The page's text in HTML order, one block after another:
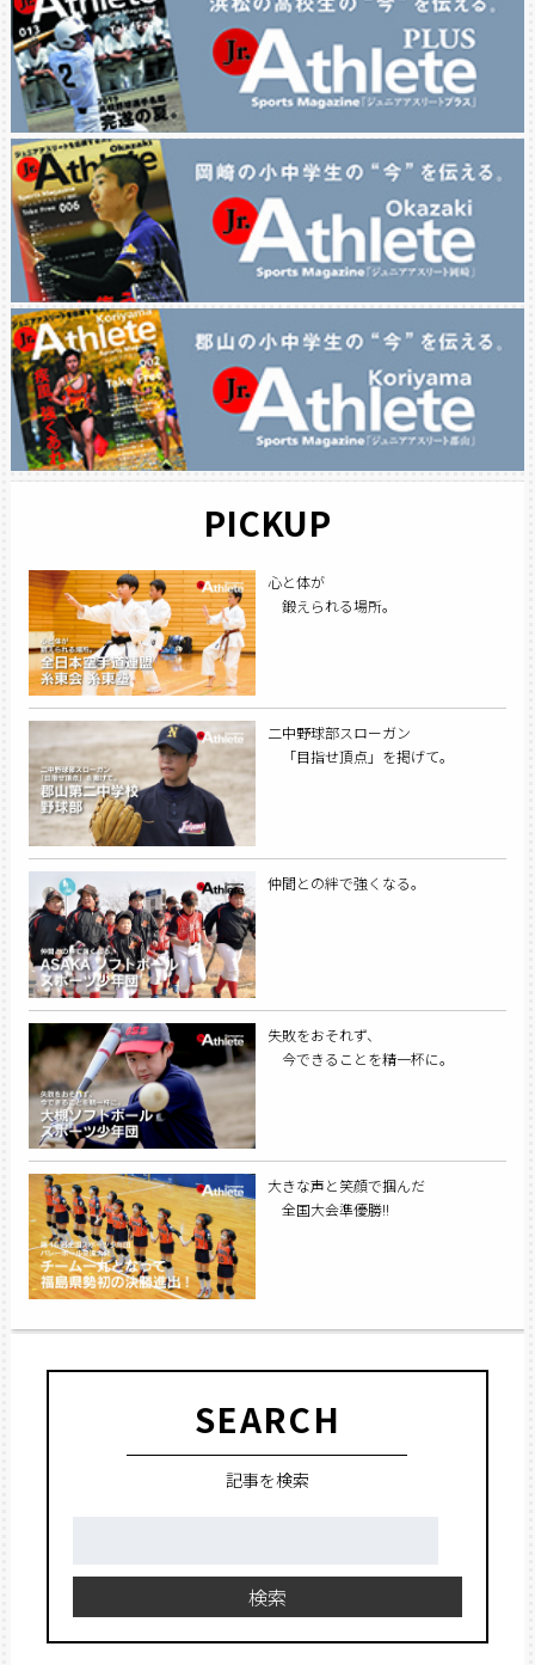
PICKUP
心と体が
鍛えられる場所。
二中野球部スローガン
「目指せ頂点」を掲げて。
仲間との絆で強くなる。
失敗をおそれず、
今できることを精一杯に。
大きな声と笑顔で掴んだ
全国大会準優勝!!
SEARCH
記事を検索
検索